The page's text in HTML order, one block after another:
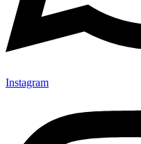
Instagram